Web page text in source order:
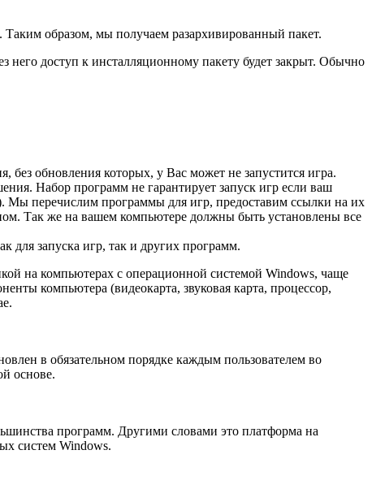
образом, мы получаем разархивированный пакет.
доступ к инсталляционному пакету будет закрыт. Обычно
обновления которых, у Вас может не запустится игра.
Набор программ не гарантирует запуск игр если ваш
Мы перечислим программы для игр, предоставим ссылки на их
Так же на вашем компьютере должны быть установлены все
для запуска игр, так и других программ.
на компьютерах с операционной системой Windows, чаще
компьютера (видеокарта, звуковая карта, процессор,
в обязательном порядке каждым пользователем во
основе.
программ. Другими словами это платформа на
систем Windows.